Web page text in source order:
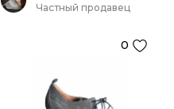
Частный продавец
0